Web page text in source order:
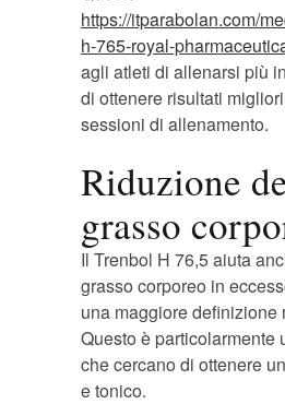
https://itparabolan.com/
h-765-royal-
agli atleti di allenarsi più
di ottenere risultati
sessioni di allenamento.
Riduzione
grasso
Il Trenbol H 76,5 aiuta
grasso corporeo in
una maggiore definizione
Questo è particolarmente
che cercano di ottenere
e tonico.